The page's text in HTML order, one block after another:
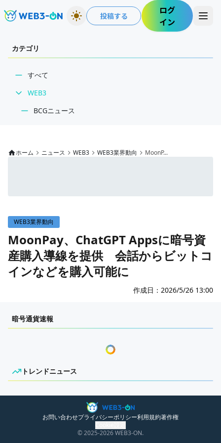
投稿する
ログ
イン
カテゴリ
すべて
WEB3
BCGニュース
WEB3ガイド
インタビュー/WEB3
WEB3イベント
GAME
ゲームニュース
インタビュー/GAME
ECONOMY
トレンドニュース
ホーム ニュース WEB3 WEB3業界動向 MoonP...
WEB3業界動向
MoonPay、ChatGPT Appsに暗号資
産購入導線を提供 会話からビットコ
インなどを購入可能に
作成日： 2026/5/26 13:00
センチメンタルな岩狸
暗号通貨速報
トレンドニュース
ニュースがありません。
お問い合わせプライバシーポリシー利用規約著作権
© 2025-2026WEB3-ON.